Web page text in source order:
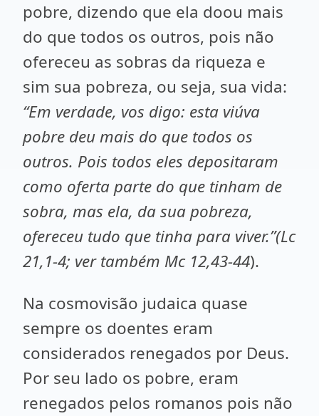
pobre, dizendo que ela doou mais
do que todos os outros, pois não
ofereceu as sobras da riqueza e
sim sua pobreza, ou seja, sua vida:
“Em verdade, vos digo: esta viúva
pobre deu mais do que todos os
outros. Pois todos eles depositaram
como oferta parte do que tinham de
sobra, mas ela, da sua pobreza,
ofereceu tudo que tinha para viver.”(Lc
21,1-4; ver também Mc 12,43-44).
Na cosmovisão judaica quase
sempre os doentes eram
considerados renegados por Deus.
Por seu lado os pobre, eram
renegados pelos romanos pois não